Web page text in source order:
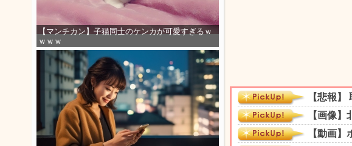
【マンチカン】子猫同士のケンカが可愛すぎるｗ
ｗｗｗ